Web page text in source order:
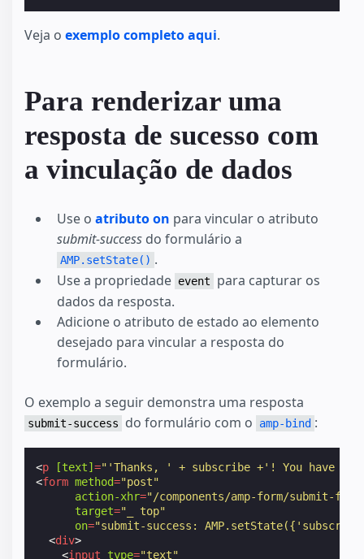
Veja o exemplo completo aqui.
Para renderizar uma
resposta de sucesso com
a vinculação de dados
Use o atributo on para vincular o atributo
submit-success do formulário a
AMP.setState() .
Use a propriedade event
para capturar os
dados da resposta.
Adicione o atributo de estado ao elemento
desejado para vincular a resposta do
formulário.
O exemplo a seguir demonstra uma resposta
submit-success do formulário com o amp-bind :
<p [text]="'Thanks, ' + subscribe +'! You have
<form method="post"
action-xhr="/components/amp-form/submit-
target="_ top"
on="submit-success:
<div>
<input type="text"